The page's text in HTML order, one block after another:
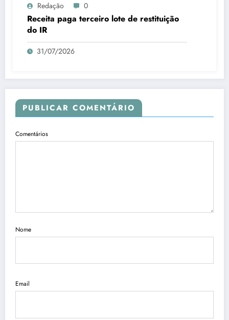
Redação 0
Receita paga terceiro lote de restituição
do IR
31/07/2026
PUBLICAR COMENTÁRIO
Comentários
Nome
Email